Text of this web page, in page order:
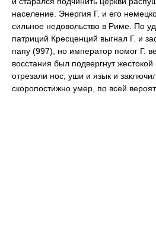
население. Энергия Г. и его
сильное недовольство в Риме. По
патриций Кресценций выгнал Г. и
папу (997), но император помог Г.
восстания был подвергнут
отрезали нос, уши и язык и
скоропостижно умер, по всей